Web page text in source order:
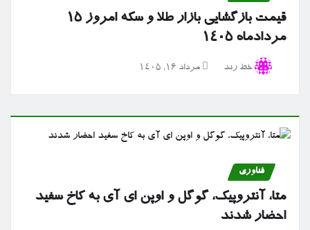
قیمت بازگشایی بازار طلا و سکه امروز ۱۵
مردادماه ۱۴۰۵
خط رند مرداد ۱۶, ۱۴۰۵
فناوری
متا، آنتروپیک، گوگل و اوپن ای آی به کاخ سفید
احضار شدند